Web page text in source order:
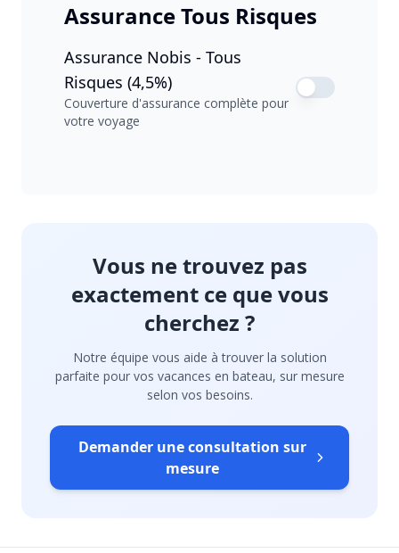
Assurance Tous Risques
Assurance Nobis - Tous
Risques (4,5%)
Couverture d'assurance complète pour
votre voyage
Vous ne trouvez pas
exactement ce que vous
cherchez ?
Notre équipe vous aide à trouver la solution
parfaite pour vos vacances en bateau, sur mesure
selon vos besoins.
Demander une consultation sur
mesure